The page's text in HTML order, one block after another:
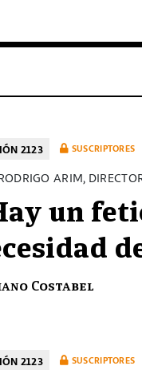
2123 SUSCRIPTORES
ARIM,
un
Costabel
2123 SUSCRIPTORES